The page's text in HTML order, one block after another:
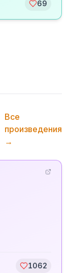
69
Все
произведения
→
1062